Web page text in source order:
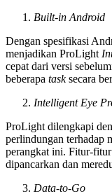
Built-in Android
Dengan spesifikasi
menjadikan ProLight
cepat dari versi
beberapa tasksecara
Intelligent Eye
ProLight dilengkapi
perlindungan terhadap
perangkat ini. Fitur-
dipancarkan dan
Data-to-Go